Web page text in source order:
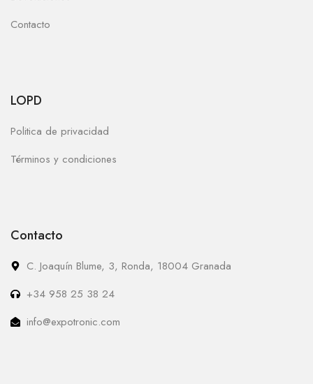
Contacto
LOPD
Politica de privacidad
Términos y condiciones
Contacto
C. Joaquín Blume, 3, Ronda, 18004 Granada
+34 958 25 38 24
info@expotronic.com